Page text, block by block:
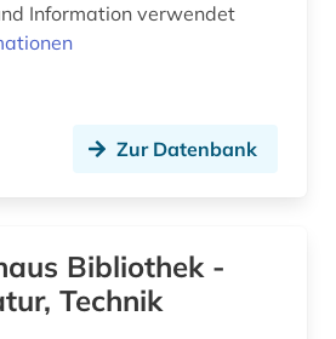
Information verwendet
Zur Datenbank
Bibliothek -
Technik